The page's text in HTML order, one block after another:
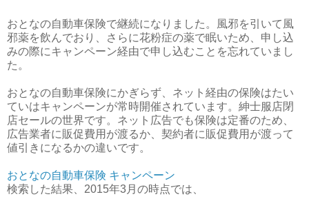
おとなの自動車保険で継続になりました。風邪を引いて風
邪薬を飲んでおり、さらに花粉症の薬で眠いため、申し込
みの際にキャンペーン経由で申し込むことを忘れていまし
た。
おとなの自動車保険にかぎらず、ネット経由の保険はたい
ていはキャンペーンが常時開催されています。紳士服店閉
店セールの世界です。ネット広告でも保険は定番のため、
広告業者に販促費用が渡るか、契約者に販促費用が渡って
値引きになるかの違いです。
おとなの自動車保険 キャンペーン
検索した結果、2015年3月の時点では、